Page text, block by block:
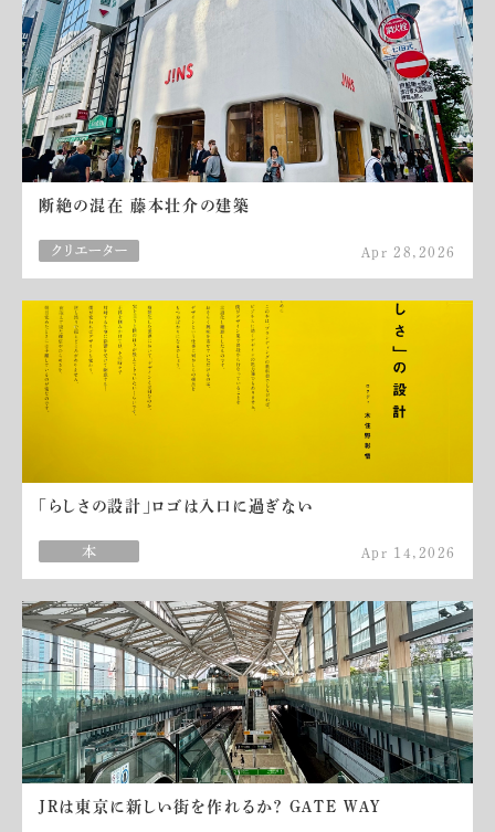
断絶の混在 藤本壮介の建築
Apr 28,2026
「らしさの設計」ロゴは入口に過ぎない
Apr 14,2026
JRは東京に新しい街を作れるか？ GATE WAY